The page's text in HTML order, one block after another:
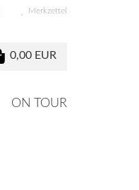
Merkzettel
0,00 EUR
ON TOUR